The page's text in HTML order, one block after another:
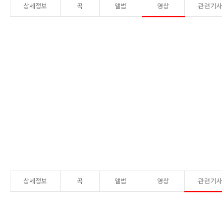
상세정보 곡 앨범 영상 관련기사
상세정보 곡 앨범 영상 관련기사